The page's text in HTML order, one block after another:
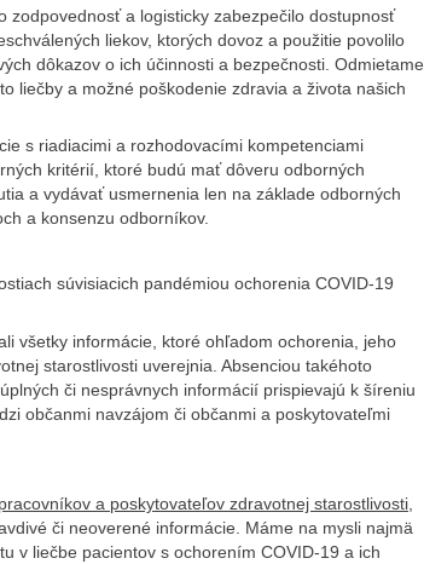
zodpovednosť a logisticky zabezpečilo dostupnosť
liekov, ktorých dovoz a použitie povolilo
dôkazov o ich účinnosti a bezpečnosti. Odmietame
liečby a možné poškodenie zdravia a života našich
s riadiacimi a rozhodovacími kompetenciami
kritérií, ktoré budú mať dôveru odborných
a vydávať usmernenia len na základe odborných
a konsenzu odborníkov.
súvisiacich pandémiou ochorenia COVID-19
všetky informácie, ktoré ohľadom ochorenia, jeho
starostlivosti uverejnia. Absenciou takéhoto
či nesprávnych informácií prispievajú k šíreniu
občanmi navzájom či občanmi a poskytovateľmi
a poskytovateľov zdravotnej starostlivosti
či neoverené informácie. Máme na mysli najmä
v liečbe pacientov s ochorením COVID-19 a ich